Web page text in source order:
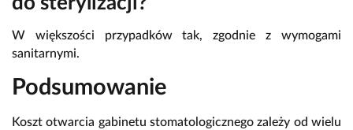
W większości przypadków tak, zgodnie z wymogami
sanitarnymi.
Podsumowanie
Koszt otwarcia gabinetu stomatologicznego zależy od wielu